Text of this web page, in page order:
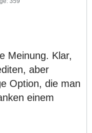
Meinung. Klar,
aber
Option, die man
einem